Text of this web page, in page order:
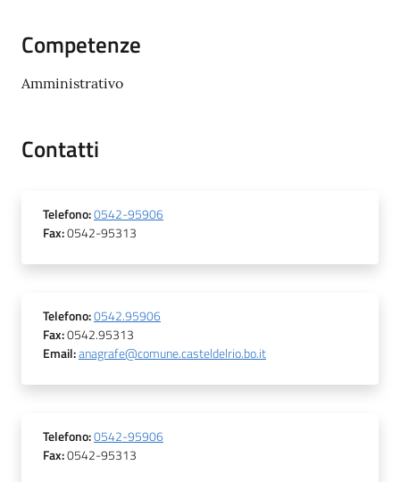
Competenze
Amministrativo
Contatti
Telefono:0542-95906
Fax:0542-95313
Telefono:0542.95906
Fax:0542.95313
Email:anagrafe@comune.casteldelrio.bo.it
Telefono:0542-95906
Fax:0542-95313